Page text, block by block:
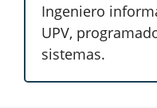
Ingeniero
UPV,
sistemas.